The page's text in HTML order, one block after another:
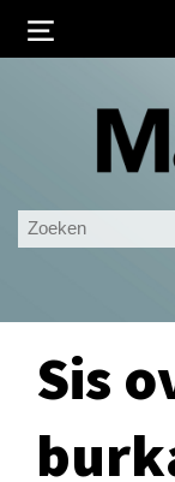
Ingelogd blijven
Sis